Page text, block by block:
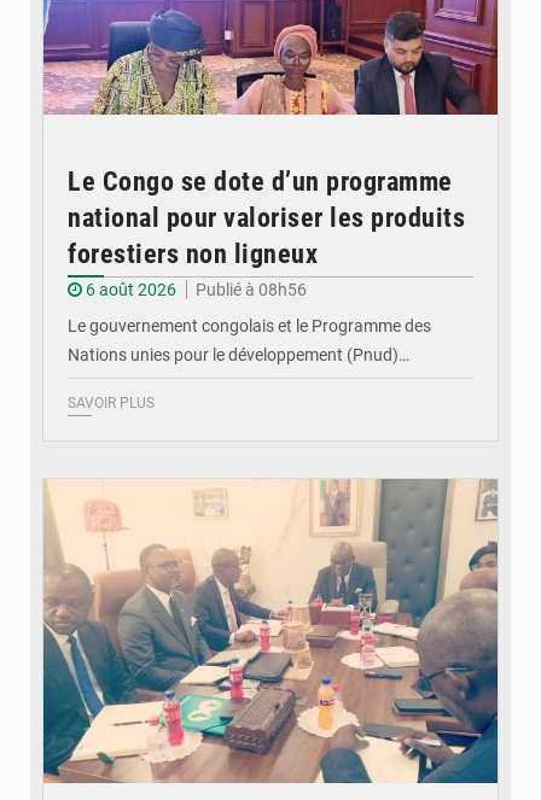
Le Congo se dote d’un programme
national pour valoriser les produits
forestiers non ligneux
6 août 2026
Publié à 08h56
Le gouvernement congolais et le Programme des
Nations unies pour le développement (Pnud)…
SAVOIR PLUS